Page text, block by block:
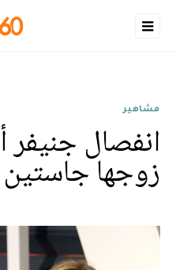
مشاهير
انفصال
زوجها